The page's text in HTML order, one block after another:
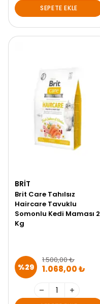
SEPETE EKLE
BRIT
Brit Care Tahılsız
Haircare Tavuklu
Somonlu Kedi Maması 2
Kg
%29
1.500,00 ₺
1.068,00 ₺